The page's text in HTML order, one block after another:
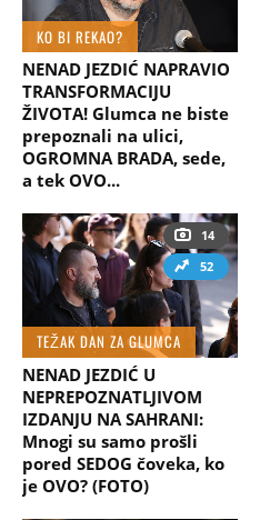
KO BI REKAO?
NENAD JEZDIĆ NAPRAVIO
TRANSFORMACIJU
ŽIVOTA! Glumca ne biste
prepoznali na ulici,
OGROMNA BRADA, sede,
a tek OVO...
14
52
TEŽAK DAN ZA GLUMCA
NENAD JEZDIĆ U
NEPREPOZNATLJIVOM
IZDANJU NA SAHRANI:
Mnogi su samo prošli
pored SEDOG čoveka, ko
je OVO? (FOTO)